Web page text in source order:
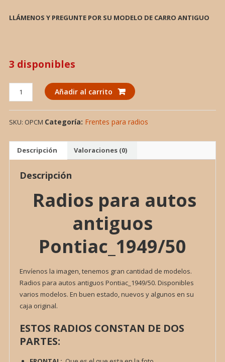
LLÁMENOS Y PREGUNTE POR SU MODELO DE CARRO ANTIGUO
3 disponibles
RADIOS
PARA
AUTOS
ANTIGUOS
Añadir al carrito
SKU: OPCM Categoría: Frentes para radios
Descripción Valoraciones (0)
Descripción
Radios para autos
antiguos
Pontiac_1949/50
Envíenos la imagen, tenemos gran cantidad de modelos.
Radios para autos antiguos Pontiac_1949/50. Disponibles
varios modelos. En buen estado, nuevos y algunos en su
caja original.
ESTOS RADIOS CONSTAN DE DOS
PARTES: